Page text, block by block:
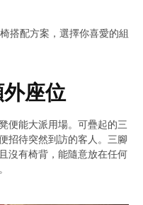
搭配方案，選擇你喜愛的組
座位
便能大派用場。可疊起的三
招待突然到訪的客人。三腳
沒有椅背，能隨意放在任何